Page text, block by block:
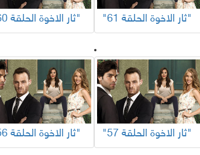
"ثار الاخوة الحلقة 61" "ثار الاخوة الحلقة 60"
"ثار الاخوة الحلقة 57" "ثار الاخوة الحلقة 56"